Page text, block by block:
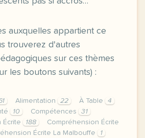
auxquelles appartient ce
trouverez d'autres
sur ces thèmes
les boutons suivants) :
Alimentation 22 À Table
4
10 Compétences
31
Écrite
188
Compréhension Écrite
Écrite La Malbouffe
1